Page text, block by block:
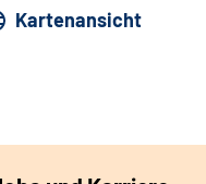
Kartenansicht